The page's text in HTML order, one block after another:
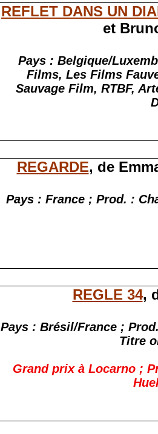
REFLET DANS UN
et
Pays : Belgique/
Films, Les Films
Sauvage Film, RTBF,
REGARDE, de
Pays : France ; Prod. :
REGLE 34,
Pays : Brésil/France ;
Titre
Grand prix à Locarno ;